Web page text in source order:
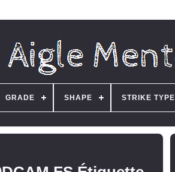
GRADE SHAPE STRIKE TYPE